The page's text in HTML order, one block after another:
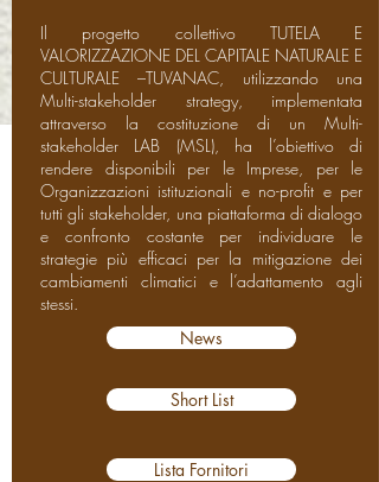
Il progetto collettivo TUTELA E
VALORIZZAZIONE DEL CAPITALE NATURALE E
CULTURALE –TUVANAC, utilizzando una
Multi-stakeholder strategy, implementata
attraverso la costituzione di un Multi-
stakeholder LAB (MSL), ha l’obiettivo di
rendere disponibili per le Imprese, per le
Organizzazioni istituzionali e no-profit e per
tutti gli stakeholder, una piattaforma di dialogo
e confronto costante per individuare le
strategie più efficaci per la mitigazione dei
cambiamenti climatici e l’adattamento agli
stessi.
News
Short List
Lista Fornitori